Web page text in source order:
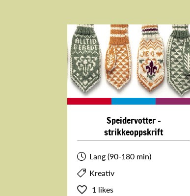
Speidervotter -
strikkeoppskrift
Lang (90-180 min)
Kreativ
1 likes